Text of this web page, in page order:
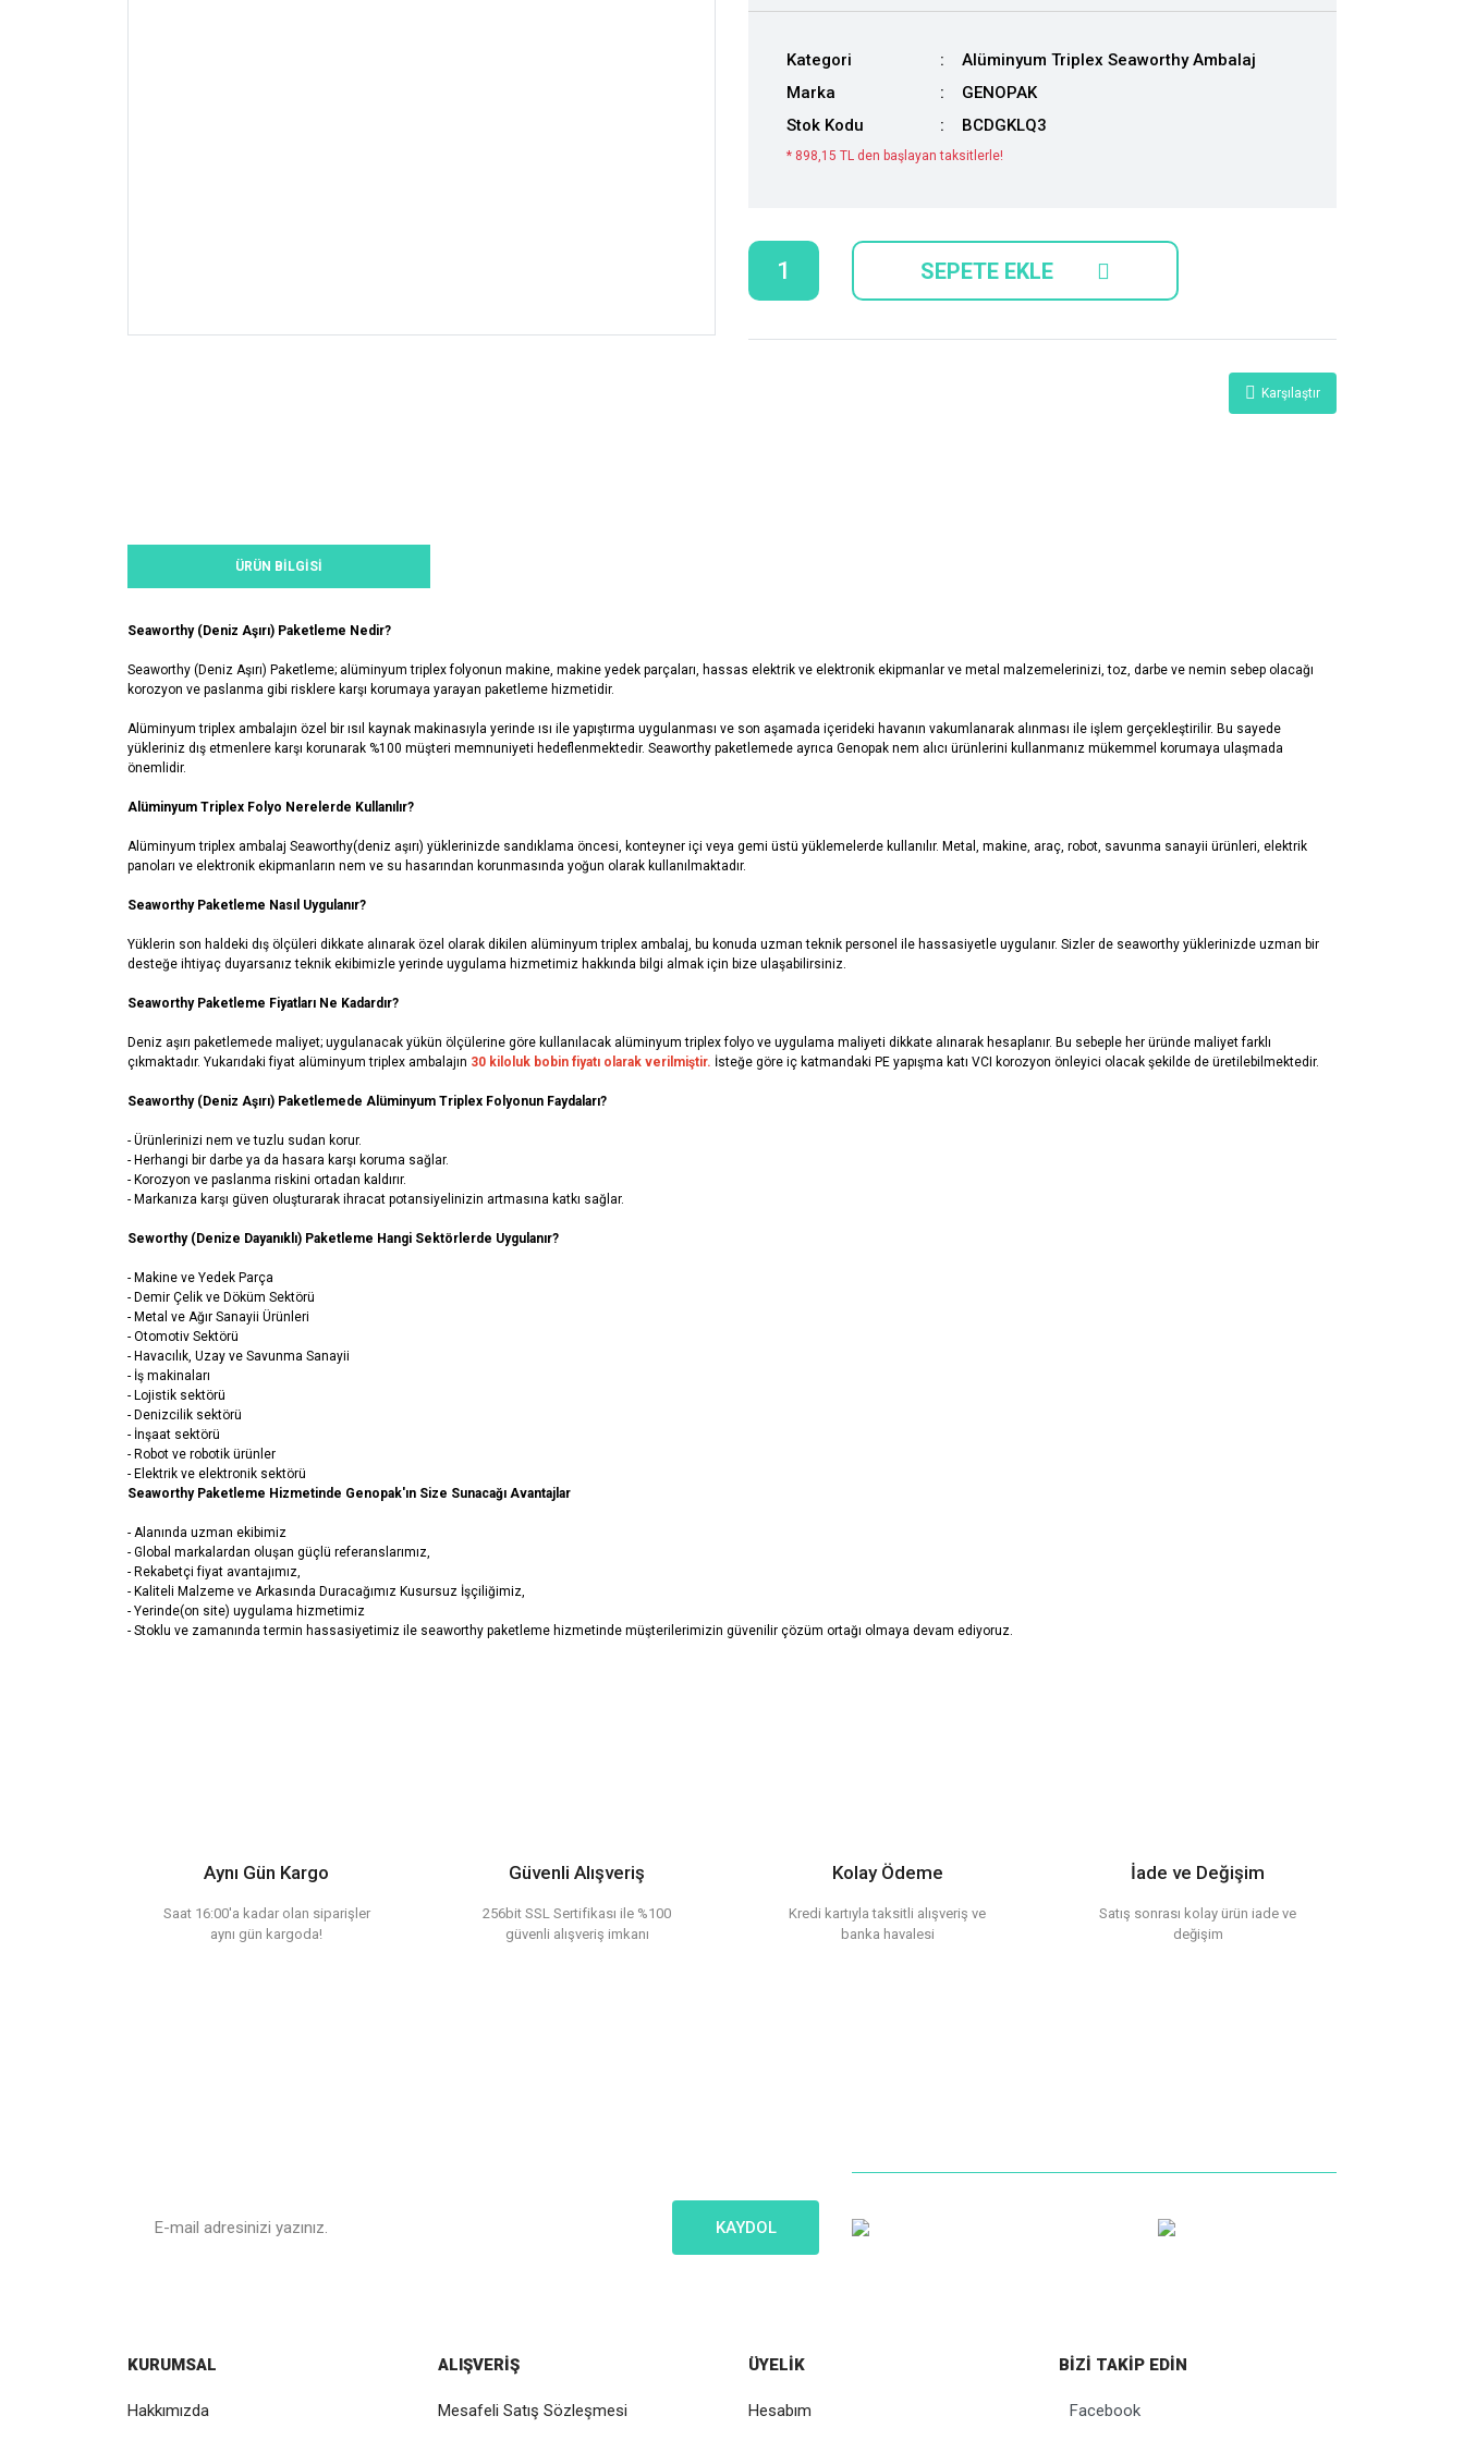
Kategori
Alüminyum Triplex Seaworthy Ambalaj
Marka
GENOPAK
Stok Kodu
BCDGKLQ3
* 898,15 TL den başlayan taksitlerle!
SEPETE EKLE
Karşılaştır
ÜRÜN BILGISI
Seaworthy (Deniz Aşırı) Paketleme Nedir?
Seaworthy (Deniz Aşırı) Paketleme; alüminyum triplex folyonun makine, makine yedek parçaları, hassas elektrik ve elektronik ekipmanlar ve metal malzemelerinizi, toz, darbe ve nemin sebep olacağı
korozyon ve paslanma gibi risklere karşı korumaya yarayan paketleme hizmetidir.
Alüminyum triplex ambalajın özel bir ısıl kaynak makinasıyla yerinde ısı ile yapıştırma uygulanması ve son aşamada içerideki havanın vakumlanarak alınması ile işlem gerçekleştirilir. Bu sayede
yükleriniz dış etmenlere karşı korunarak %100 müşteri memnuniyeti hedeflenmektedir. Seaworthy paketlemede ayrıca Genopak nem alıcı ürünlerini kullanmanız mükemmel korumaya ulaşmada
önemlidir.
Alüminyum Triplex Folyo Nerelerde Kullanılır?
Alüminyum triplex ambalaj Seaworthy(deniz aşırı) yüklerinizde sandıklama öncesi, konteyner içi veya gemi üstü yüklemelerde kullanılır. Metal, makine, araç, robot, savunma sanayii ürünleri, elektrik
panoları ve elektronik ekipmanların nem ve su hasarından korunmasında yoğun olarak kullanılmaktadır.
Seaworthy Paketleme Nasıl Uygulanır?
Yüklerin son haldeki dış ölçüleri dikkate alınarak özel olarak dikilen alüminyum triplex ambalaj, bu konuda uzman teknik personel ile hassasiyetle uygulanır. Sizler de seaworthy yüklerinizde uzman bir
desteğe ihtiyaç duyarsanız teknik ekibimizle yerinde uygulama hizmetimiz hakkında bilgi almak için bize ulaşabilirsiniz.
Seaworthy Paketleme Fiyatları Ne Kadardır?
Deniz aşırı paketlemede maliyet; uygulanacak yükün ölçülerine göre kullanılacak alüminyum triplex folyo ve uygulama maliyeti dikkate alınarak hesaplanır. Bu sebeple her üründe maliyet farklı
çıkmaktadır. Yukarıdaki fiyat alüminyum triplex ambalajın 30 kiloluk bobin fiyatı olarak verilmiştir. İsteğe göre iç katmandaki PE yapışma katı VCI korozyon önleyici olacak şekilde de üretilebilmektedir.
Seaworthy (Deniz Aşırı) Paketlemede Alüminyum Triplex Folyonun Faydaları?
- Ürünlerinizi nem ve tuzlu sudan korur.
- Herhangi bir darbe ya da hasara karşı koruma sağlar.
- Korozyon ve paslanma riskini ortadan kaldırır.
- Markanıza karşı güven oluşturarak ihracat potansiyelinizin artmasına katkı sağlar.
Seworthy (Denize Dayanıklı) Paketleme Hangi Sektörlerde Uygulanır?
- Makine ve Yedek Parça
- Demir Çelik ve Döküm Sektörü
- Metal ve Ağır Sanayii Ürünleri
- Otomotiv Sektörü
- Havacılık, Uzay ve Savunma Sanayii
- İş makinaları
- Lojistik sektörü
- Denizcilik sektörü
- İnşaat sektörü
- Robot ve robotik ürünler
- Elektrik ve elektronik sektörü
Seaworthy Paketleme Hizmetinde Genopak'ın Size Sunacağı Avantajlar
- Alanında uzman ekibimiz
- Global markalardan oluşan güçlü referanslarımız,
- Rekabetçi fiyat avantajımız,
- Kaliteli Malzeme ve Arkasında Duracağımız Kusursuz İşçiliğimiz,
- Yerinde(on site) uygulama hizmetimiz
- Stoklu ve zamanında termin hassasiyetimiz ile seaworthy paketleme hizmetinde müşterilerimizin güvenilir çözüm ortağı olmaya devam ediyoruz.
Ürün bilgilerinde hatalar bulunuyor.
Ürün fiyatı diğer sitelerden daha pahalı.
Bu ürüne benzer farklı alternatifler olmalı.
Aynı Gün Kargo
Saat 16:00'a kadar olan siparişler
aynı gün kargoda!
Güvenli Alışveriş
256bit SSL Sertifikası ile %100
güvenli alışveriş imkanı
Kolay Ödeme
Kredi kartıyla taksitli alışveriş ve
banka havalesi
İade ve Değişim
Satış sonrası kolay ürün iade ve
değişim
KAYDOL
KURUMSAL
Hakkımızda
ALIŞVERİŞ
Mesafeli Satış Sözleşmesi
ÜYELİK
Hesabım
BİZİ TAKİP EDİN
Facebook